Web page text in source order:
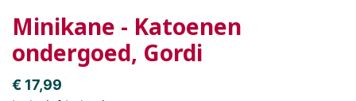
Minikane - Katoenen
ondergoed, Gordi
€ 17,99